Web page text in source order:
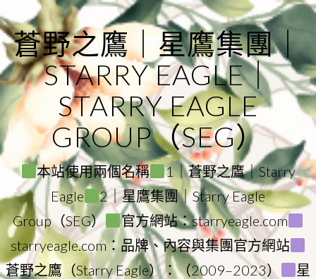
to
content
蒼野之鷹｜星鷹集團｜
STARRY EAGLE｜
STARRY EAGLE
GROUP（SEG）
本站使用兩個名稱
1｜蒼野之鷹｜Starry
Eagle
2｜星鷹集團｜Starry Eagle
Group（SEG）
官方網站：starryeagle.com
starryeagle.com：品牌、內容與集團官方網站
蒼野之鷹（Starry Eagle）：（2009–2023）
星